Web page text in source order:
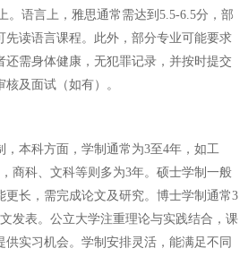
。语言上，雅思通常需达到5.5-6.5分，部
先读语言课程。此外，部分专业可能要求
还需身体健康，无犯罪记录，并按时提交
及面试（如有）。
本科方面，学制通常为3至4年，如工
商科、文科等则多为3年。硕士学制一般
更长，需完成论文及研究。博士学制通常3
发表。公立大学注重理论与实践结合，课
供实习机会。学制安排灵活，能满足不同